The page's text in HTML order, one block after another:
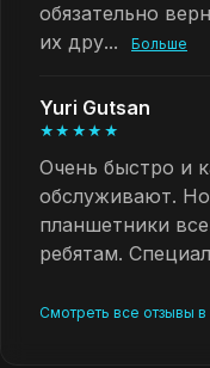
обязательно
их дру...
Больше
Yuri Gutsan
★★★★★
Очень быстро и
обслуживают.
планшетники
ребятам.
Смотреть все отзывы